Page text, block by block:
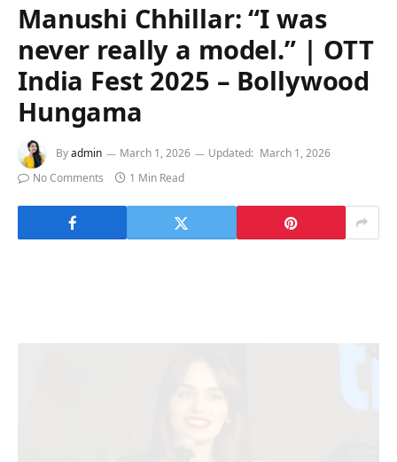
Manushi Chhillar: “I was
never really a model.” | OTT
India Fest 2025 – Bollywood
Hungama
Byadmin March 1, 2026 Updated: March 1, 2026
No Comments
1 Min Read